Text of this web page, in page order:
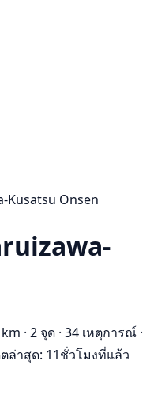
Kusatsu Onsen
· 2 จุด · 34 เหตุการณ์ ·
ตล่าสุด: 11ชั่วโมงที่แล้ว